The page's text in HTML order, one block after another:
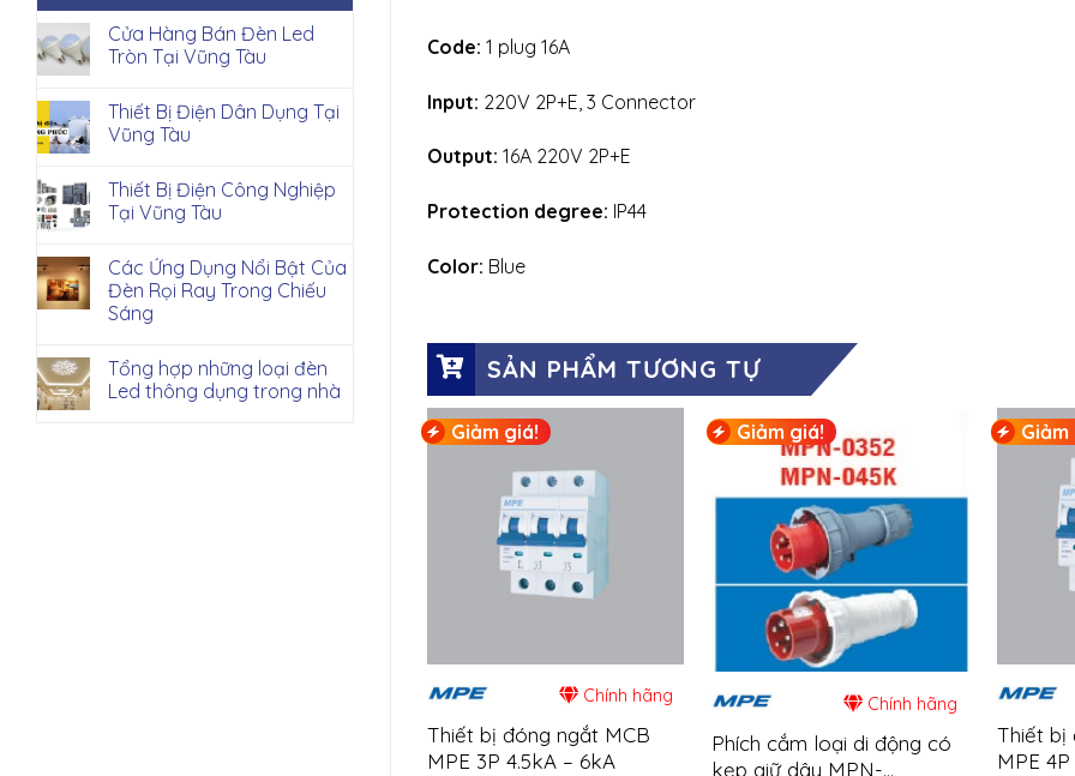
Cửa Hàng Bán Đèn Led
Tròn Tại Vũng Tàu
Thiết Bị Điện Dân Dụng Tại
Vũng Tàu
Thiết Bị Điện Công Nghiệp
Tại Vũng Tàu
Các Ứng Dụng Nổi Bật Của
Đèn Rọi Ray Trong Chiếu
Sáng
Tổng hợp những loại đèn
Led thông dụng trong nhà
Code: 1 plug 16A
Input: 220V 2P+E, 3 Connector
Output: 16A 220V 2P+E
Protection degree: IP44
Color: Blue
SẢN PHẨM TƯƠNG TỰ
Giảm giá!
Chính hãng
Thiết bị đóng ngắt MCB
MPE 3P 4.5kA – 6kA
Giảm giá!
Chính hãng
Phích cắm loại di động có
kẹp giữ dây MPN-
Giảm
Thiết bị
MPE